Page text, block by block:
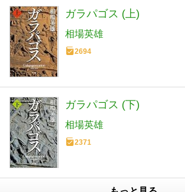
ガラパゴス (上)
相場英雄
2694
ガラパゴス (下)
相場英雄
2371